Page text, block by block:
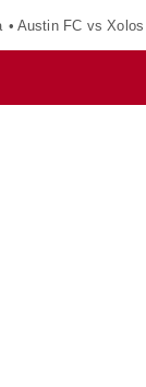
Austin FC vs Xolos